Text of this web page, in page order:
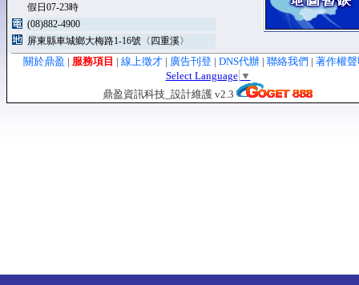
假日07-23時
(08)882-4900
屏東縣車城鄉大梅路1-16號〈四重溪〉
關於鼎盈 | 服務項目 | 線上徵才 | 廣告刊登 | DNS代辦 | 聯絡我們 | 著作
Select Language ▼
鼎盈資訊科技_設計維護 v2.3